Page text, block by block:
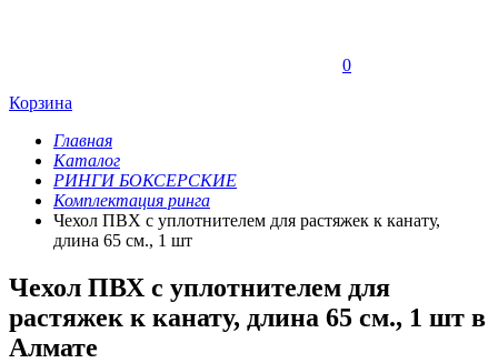
0
Корзина
Главная
Каталог
РИНГИ БОКСЕРСКИЕ
Комплектация ринга
Чехол ПВХ с уплотнителем для растяжек к канату,
длина 65 см., 1 шт
Чехол ПВХ с уплотнителем для
растяжек к канату, длина 65 см., 1 шт в
Алмате